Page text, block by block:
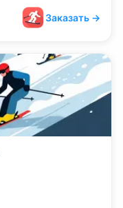
Заказать →